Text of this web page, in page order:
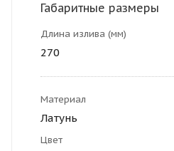
Габаритные размеры
Длина излива (мм)
270
Материал
Латунь
Цвет